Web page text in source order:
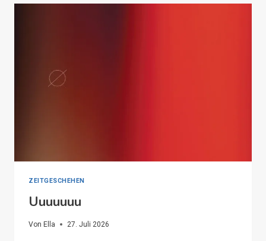
ZEITGESCHEHEN
Uuuuuuu
Von Ella 27. Juli 2026